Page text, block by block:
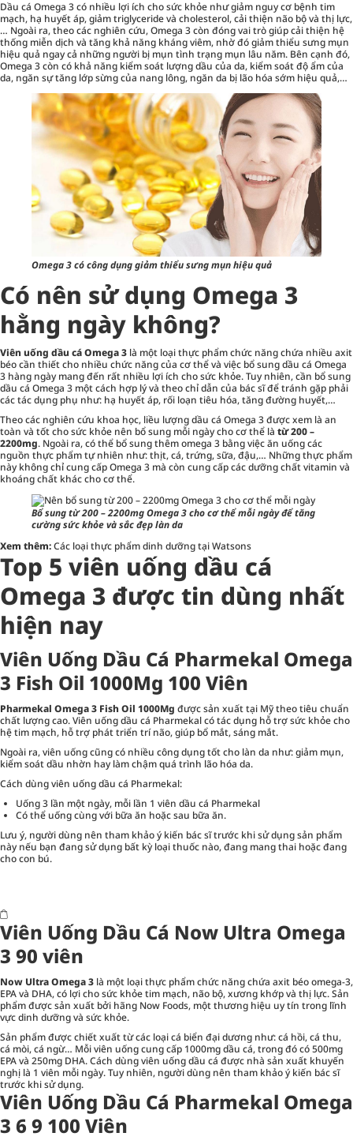
Dầu cá Omega 3 có nhiều lợi ích cho sức khỏe như giảm nguy cơ bệnh tim
mạch, hạ huyết áp, giảm triglyceride và cholesterol, cải thiện não bộ và thị lực,
… Ngoài ra, theo các nghiên cứu, Omega 3 còn đóng vai trò giúp cải thiện hệ
thống miễn dịch và tăng khả năng kháng viêm, nhờ đó giảm thiểu sưng mụn
hiệu quả ngay cả những người bị mụn tình trạng mụn lâu năm. Bên cạnh đó,
Omega 3 còn có khả năng kiểm soát lượng dầu của da, kiểm soát độ ẩm của
da, ngăn sự tăng lớp sừng của nang lông, ngăn da bị lão hóa sớm hiệu quả,…
Omega 3 có công dụng giảm thiểu sưng mụn hiệu quả
Có nên sử dụng Omega 3
hằng ngày không?
Viên uống dầu cá Omega 3 là một loại thực phẩm chức năng chứa nhiều axit
béo cần thiết cho nhiều chức năng của cơ thể và việc bổ sung dầu cá Omega
3 hàng ngày mang đến rất nhiều lợi ích cho sức khỏe. Tuy nhiên, cần bổ sung
dầu cá Omega 3 một cách hợp lý và theo chỉ dẫn của bác sĩ để tránh gặp phải
các tác dụng phụ như: hạ huyết áp, rối loạn tiêu hóa, tăng đường huyết,…
Theo các nghiên cứu khoa học, liều lượng dầu cá Omega 3 được xem là an
toàn và tốt cho sức khỏe nên bổ sung mỗi ngày cho cơ thể là từ 200 –
2200mg. Ngoài ra, có thể bổ sung thêm omega 3 bằng việc ăn uống các
nguồn thực phẩm tự nhiên như: thịt, cá, trứng, sữa, đậu,… Những thực phẩm
này không chỉ cung cấp Omega 3 mà còn cung cấp các dưỡng chất vitamin và
khoáng chất khác cho cơ thể.
Bổ sung từ 200 – 2200mg Omega 3 cho cơ thể mỗi ngày để tăng
cường sức khỏe và sắc đẹp làn da
Xem thêm:Các loại thực phẩm dinh dưỡng tại Watsons
Top 5 viên uống dầu cá
Omega 3 được tin dùng nhất
hiện nay
Viên Uống Dầu Cá Pharmekal Omega
3 Fish Oil 1000Mg 100 Viên
Pharmekal Omega 3 Fish Oil 1000Mg được sản xuất tại Mỹ theo tiêu chuẩn
chất lượng cao. Viên uống dầu cá Pharmekal có tác dụng hỗ trợ sức khỏe cho
hệ tim mạch, hỗ trợ phát triển trí não, giúp bổ mắt, sáng mắt.
Ngoài ra, viên uống cũng có nhiều công dụng tốt cho làn da như: giảm mụn,
kiểm soát dầu nhờn hay làm chậm quá trình lão hóa da.
Cách dùng viên uống dầu cá Pharmekal:
Uống 3 lần một ngày, mỗi lần 1 viên dầu cá Pharmekal
Có thể uống cùng với bữa ăn hoặc sau bữa ăn.
Lưu ý, người dùng nên tham khảo ý kiến bác sĩ trước khi sử dụng sản phẩm
này nếu bạn đang sử dụng bất kỳ loại thuốc nào, đang mang thai hoặc đang
cho con bú.
Viên Uống Dầu Cá Now Ultra Omega
3 90 viên
Now Ultra Omega 3 là một loại thực phẩm chức năng chứa axit béo omega-3,
EPA và DHA, có lợi cho sức khỏe tim mạch, não bộ, xương khớp và thị lực. Sản
phẩm được sản xuất bởi hãng Now Foods, một thương hiệu uy tín trong lĩnh
vực dinh dưỡng và sức khỏe.
Sản phẩm được chiết xuất từ các loại cá biển đại dương như: cá hồi, cá thu,
cá mòi, cá ngừ… Mỗi viên uống cung cấp 1000mg dầu cá, trong đó có 500mg
EPA và 250mg DHA. Cách dùng viên uống dầu cá được nhà sản xuất khuyến
nghị là 1 viên mỗi ngày. Tuy nhiên, người dùng nên tham khảo ý kiến bác sĩ
trước khi sử dụng.
Viên Uống Dầu Cá Pharmekal Omega
3 6 9 100 Viên